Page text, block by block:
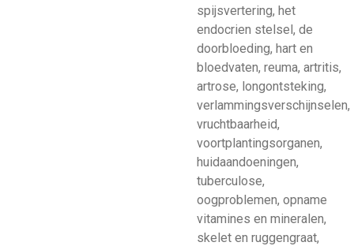
spijsvertering, het
endocrien stelsel, de
doorbloeding, hart en
bloedvaten, reuma, artritis,
artrose, longontsteking,
verlammingsverschijnselen,
vruchtbaarheid,
voortplantingsorganen,
huidaandoeningen,
tuberculose,
oogproblemen, opname
vitamines en mineralen,
skelet en ruggengraat,